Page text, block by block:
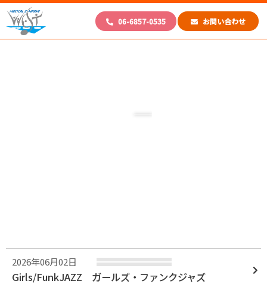
06-6857-0535 お問い合わせ
2026年06月02日
Girls/FunkJAZZ ガールズ・ファンクジャズ